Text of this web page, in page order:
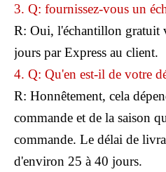
3. Q: fournissez-vous un
R: Oui, l'échantillon gratuit
jours par Express au client.
4. Q: Qu'en est-il de votre
R: Honnêtement, cela
commande et de la saison
commande. Le délai de
d'environ 25 à 40 jours.